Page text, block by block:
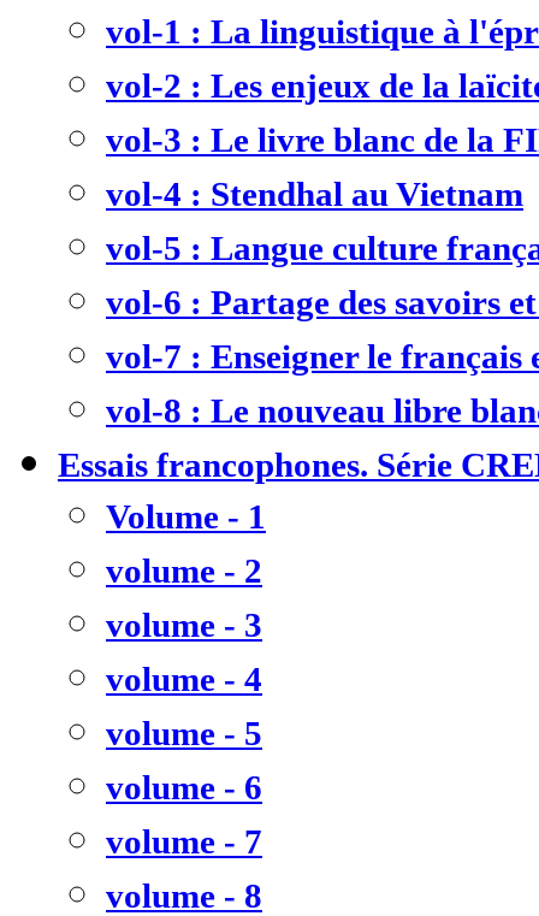
vol-1 : La linguistique à
vol-2 : Les enjeux de la
vol-3 : Le livre blanc de la
vol-4 : Stendhal au Vietnam
vol-5 : Langue culture
vol-6 : Partage des savoirs
vol-7 : Enseigner le
vol-8 : Le nouveau libre
Essais francophones. Série
Volume - 1
volume - 2
volume - 3
volume - 4
volume - 5
volume - 6
volume - 7
volume - 8